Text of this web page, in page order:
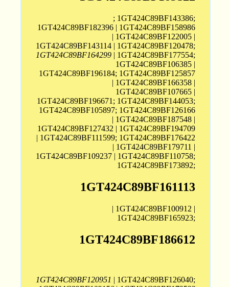
; 1GT424C89BF143386;
1GT424C89BF182396 | 1GT424C89BF158986
| 1GT424C89BF122005 |
1GT424C89BF143114 | 1GT424C89BF120478;
1GT424C89BF164299 | 1GT424C89BF177554;
1GT424C89BF106385 |
1GT424C89BF196184; 1GT424C89BF125857
| 1GT424C89BF166358 |
1GT424C89BF107665 |
1GT424C89BF196671; 1GT424C89BF144053;
1GT424C89BF105897; 1GT424C89BF126166
| 1GT424C89BF187548 |
1GT424C89BF127432 | 1GT424C89BF194709
| 1GT424C89BF111599; 1GT424C89BF176422
| 1GT424C89BF179711 |
1GT424C89BF109237 | 1GT424C89BF110758;
1GT424C89BF173892;
1GT424C89BF161113
| 1GT424C89BF100912 |
1GT424C89BF165923;
1GT424C89BF186612
1GT424C89BF120951 | 1GT424C89BF126040;